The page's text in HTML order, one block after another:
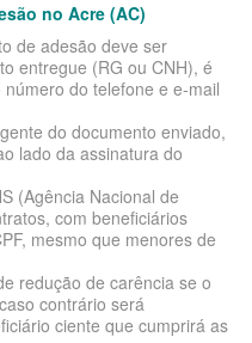
no Acre (AC)
de adesão deve ser
entregue (RG ou CNH), é
do telefone e e-mail
do documento enviado,
lado da assinatura do
(Agência Nacional de
com beneficiários
mesmo que menores de
redução de carência se o
contrário será
ciente que cumprirá as